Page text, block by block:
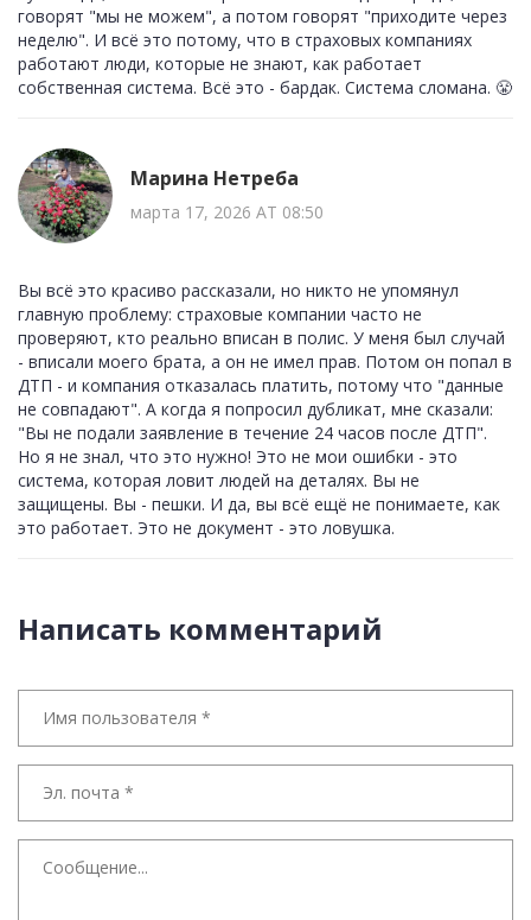
говорят "мы не можем", а потом говорят "приходите через
неделю". И всё это потому, что в страховых компаниях
работают люди, которые не знают, как работает
собственная система. Всё это - бардак. Система сломана. 😤
Марина Нетреба
марта 17, 2026 AT 08:50
Вы всё это красиво рассказали, но никто не упомянул
главную проблему: страховые компании часто не
проверяют, кто реально вписан в полис. У меня был случай
- вписали моего брата, а он не имел прав. Потом он попал в
ДТП - и компания отказалась платить, потому что "данные
не совпадают". А когда я попросил дубликат, мне сказали:
"Вы не подали заявление в течение 24 часов после ДТП".
Но я не знал, что это нужно! Это не мои ошибки - это
система, которая ловит людей на деталях. Вы не
защищены. Вы - пешки. И да, вы всё ещё не понимаете, как
это работает. Это не документ - это ловушка.
Написать комментарий